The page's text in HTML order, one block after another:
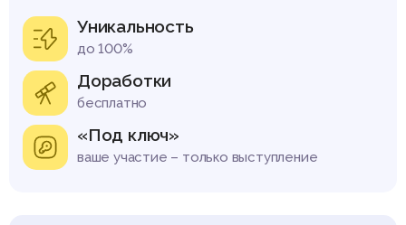
Уникальность
до 100%
Доработки
бесплатно
«Под ключ»
ваше участие – только выступление